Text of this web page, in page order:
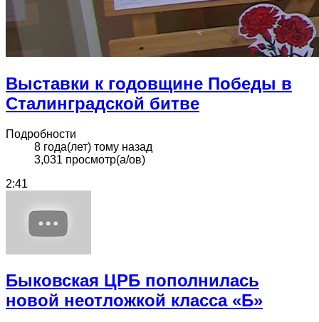
Выставки к годовщине Победы в
Сталинградской битве
Подробности
8 года(лет) тому назад
3,031 просмотр(а/ов)
2:41
Быковская ЦРБ пополнилась
новой неотложкой класса «Б»